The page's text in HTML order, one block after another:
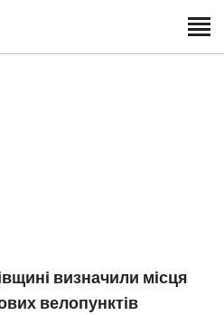
визначили місця
велопунктів